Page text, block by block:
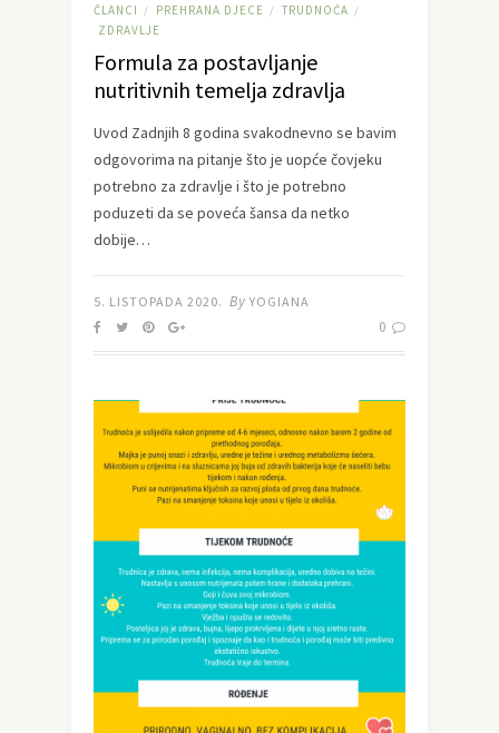
ČLANCI / PREHRANA DJECE / TRUDNOĆA /
ZDRAVLJE
Formula za postavljanje
nutritivnih temelja zdravlja
Uvod Zadnjih 8 godina svakodnevno se bavim
odgovorima na pitanje što je uopće čovjeku
potrebno za zdravlje i što je potrebno
poduzeti da se poveća šansa da netko
dobije…
5. LISTOPADA 2020. By YOGIANA
0